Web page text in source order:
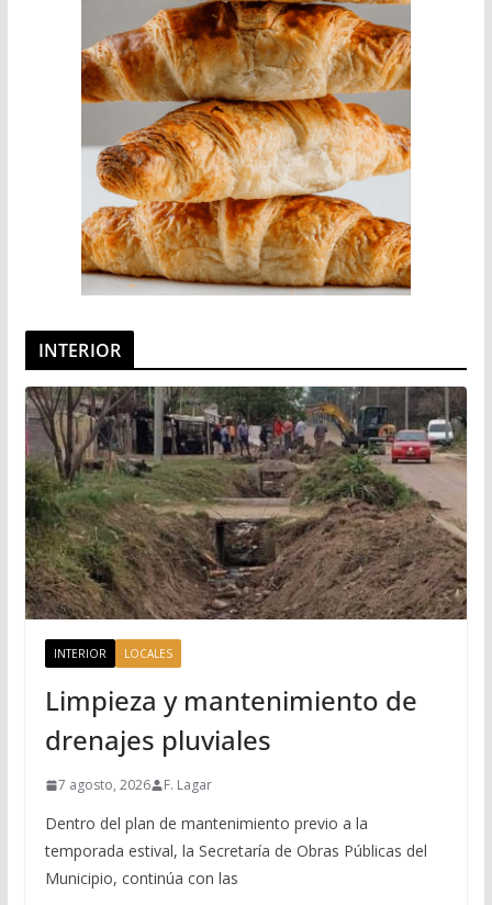
INTERIOR
INTERIOR LOCALES
Limpieza y mantenimiento de
drenajes pluviales
7 agosto, 2026 F. Lagar
Dentro del plan de mantenimiento previo a la
temporada estival, la Secretaría de Obras Públicas del
Municipio, continúa con las